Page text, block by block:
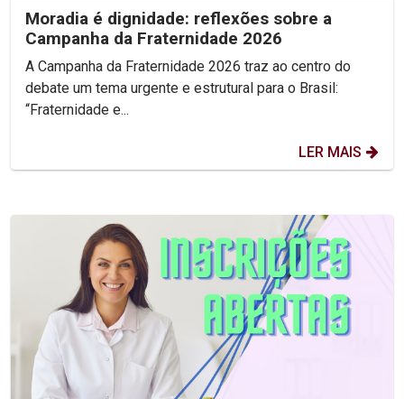
Moradia é dignidade: reflexões sobre a
Campanha da Fraternidade 2026
A Campanha da Fraternidade 2026 traz ao centro do
debate um tema urgente e estrutural para o Brasil:
“Fraternidade e...
LER MAIS